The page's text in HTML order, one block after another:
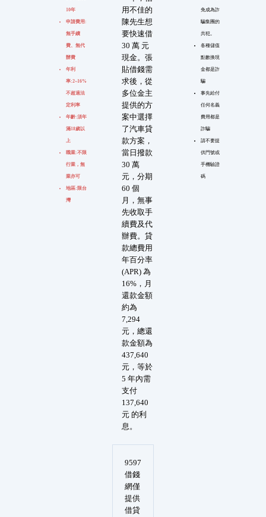
10年
申請費用:
無手續
費、無代
辦費
年利
率:2~16%
不超過法
定利率
年齡:須年
滿18歲以
上
職業:不限
行業，無
業亦可
地區:限台
灣
用不佳的
陳先生想
要快速借
30 萬 元
現金。張
貼借錢需
求後，從
多位金主
提供的方
案中選擇
了汽車貸
款方案，
當日撥款
30 萬
元，分期
60 個
月，無事
先收取手
續費及代
辦費。貸
款總費用
年百分率
(APR) 為
16%，月
還款金額
約為
7,294
元，總還
款金額為
437,640
元，等於
5 年內需
支付
137,640
元 的利
息。
免成為詐
騙集團的
共犯。
各種儲值
點數換現
金都是詐
騙
事先給付
任何名義
費用都是
詐騙
請不要提
供門號或
手機驗證
碼
9597
借錢
網僅
提供
借貸